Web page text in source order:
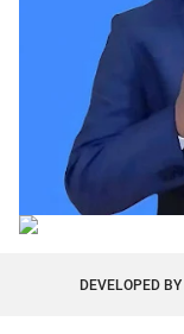
DEVELOPED BY